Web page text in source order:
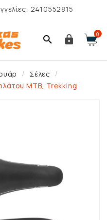
2410552815
  0
Σέλες
MTB, Trekking